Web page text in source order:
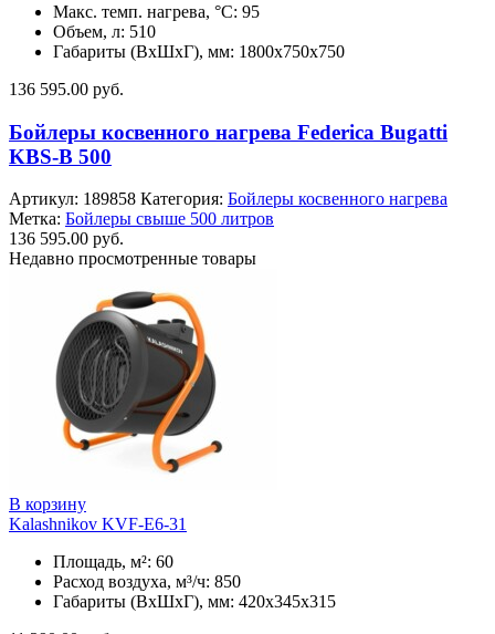
Макс. темп. нагрева, °С: 95
Объем, л: 510
Габариты (ВхШхГ), мм: 1800х750х750
136 595.00 руб.
Бойлеры косвенного нагрева Federica Bugatti
KBS-B 500
Артикул: 189858 Категория: Бойлеры косвенного нагрева
Метка: Бойлеры свыше 500 литров
136 595.00 руб.
Недавно просмотренные товары
В корзину
Kalashnikov KVF-E6-31
Площадь, м²: 60
Расход воздуха, м³/ч: 850
Габариты (ВхШхГ), мм: 420x345x315